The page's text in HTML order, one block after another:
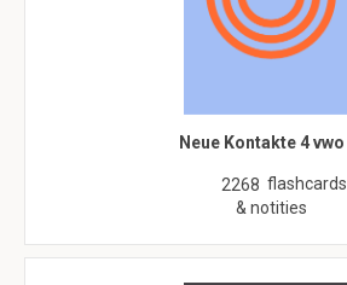
Neue Kontakte 4 vwo
2268 flashcards
& notities